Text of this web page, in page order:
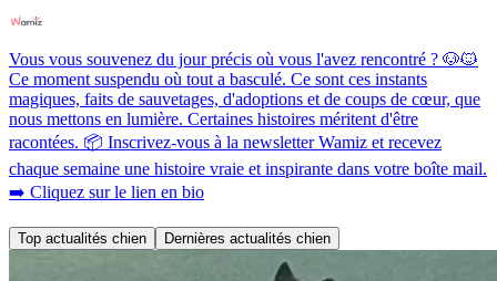
Vous vous souvenez du jour précis où vous l'avez rencontré ? 🐶🐱
Ce moment suspendu où tout a basculé. Ce sont ces instants
magiques, faits de sauvetages, d'adoptions et de coups de cœur, que
nous mettons en lumière. Certaines histoires méritent d'être
racontées. 📦 Inscrivez-vous à la newsletter Wamiz et recevez
chaque semaine une histoire vraie et inspirante dans votre boîte mail.
➡️ Cliquez sur le lien en bio
Top actualités chien Dernières actualités chien